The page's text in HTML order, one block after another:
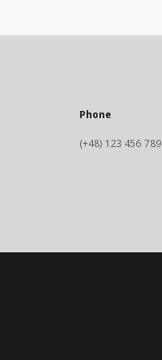
Phone
(+48) 123 456 789